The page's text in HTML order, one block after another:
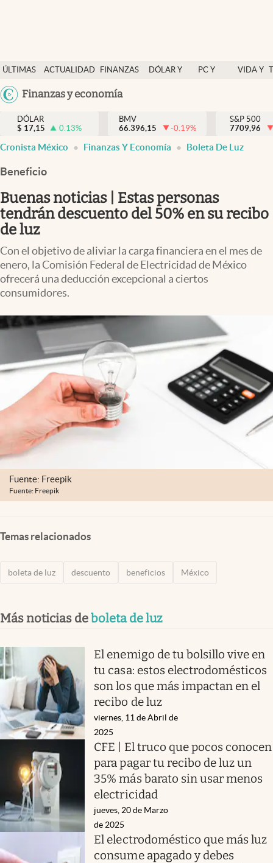
ÚLTIMAS
NOTICIAS
ACTUALIDAD
FINANZAS
DÓLAR Y
PC Y
VIDA Y
México
USA
Finanzas y economía
Actualidad
Finanzas y economía
Dólar y mercados
Pc y celular
Vida y estilo
Tv
Clima
Mediakit
abre en nueva pestaña
México
DÓLAR
$ 17,15 0.13%
BMV
66.396,15
-0.19%
S&P 500
7709,96
Cronista México Finanzas Y Economía Boleta De Luz
Beneficio
Buenas noticias | Estas personas
tendrán descuento del 50% en su recibo
de luz
Con el objetivo de aliviar la carga financiera en el mes de
enero, la Comisión Federal de Electricidad de México
ofrecerá una deducción excepcional a ciertos
consumidores.
Fuente: Freepik
Fuente: Freepik
Temas relacionados
boleta de luz descuento beneficios México
Más noticias deboleta de luz
El enemigo de tu bolsillo vive en
tu casa: estos electrodomésticos
son los que más impactan en el
recibo de luz
viernes, 11 de Abril de
2025
CFE | El truco que pocos conocen
para pagar tu recibo de luz un
35% más barato sin usar menos
electricidad
jueves, 20 de Marzo
de 2025
El electrodoméstico que más luz
consume apagado y debes